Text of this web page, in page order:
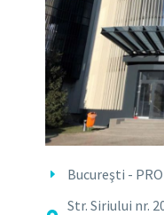
Bucureşti -
Str. Siriului nr.